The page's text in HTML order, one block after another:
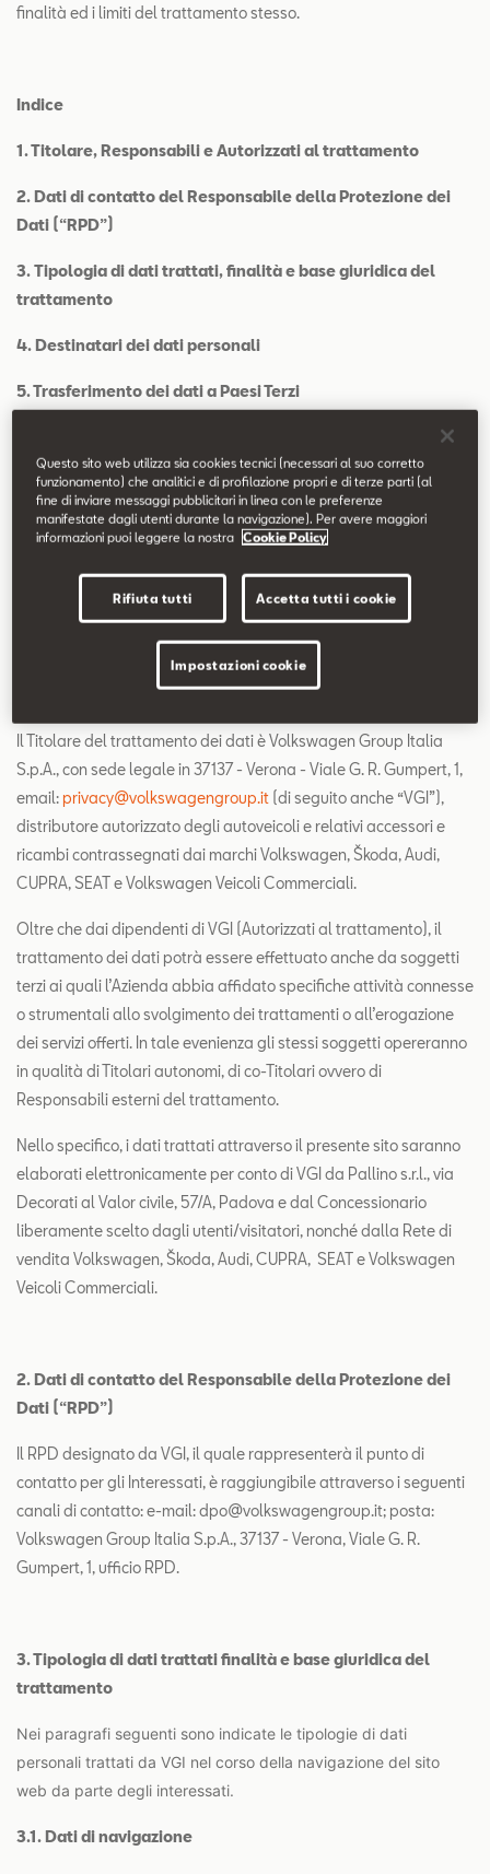
finalità ed i limiti del trattamento stesso.
Indice
1. Titolare, Responsabili e Autorizzati al trattamento
2.Dati di contatto del Responsabile della Protezione dei
Dati (“RPD”)
3.Tipologia di dati trattati, finalità e base giuridica del
trattamento
4. Destinatari dei dati personali
5. Trasferimento dei dati a Paesi Terzi
6. Modalità del trattamento e periodo di conservazione dei
dati
7. Diritti dell’Interessato
9. Aggiornamento e modifica della Privacy Policy
1. Titolare, Responsabili e Autorizzati al trattamento
Il Titolare del trattamento dei dati è Volkswagen Group Italia
S.p.A., con sede legale in 37137 - Verona - Viale G. R. Gumpert, 1,
email: privacy@volkswagengroup.it (di seguito anche “VGI”),
distributore autorizzato degli autoveicoli e relativi accessori e
ricambi contrassegnati dai marchi Volkswagen, Škoda, Audi,
CUPRA, SEAT e Volkswagen Veicoli Commerciali.
Oltre che dai dipendenti di VGI (Autorizzati al trattamento), il
trattamento dei dati potrà essere effettuato anche da soggetti
terzi ai quali l’Azienda abbia affidato specifiche attività connesse
o strumentali allo svolgimento dei trattamenti o all’erogazione
dei servizi offerti. In tale evenienza gli stessi soggetti opereranno
in qualità di Titolari autonomi, di co-Titolari ovvero di
Responsabili esterni del trattamento.
Nello specifico, i dati trattati attraverso il presente sito saranno
elaborati elettronicamente per conto di VGI da Pallino s.r.l., via
Decorati al Valor civile, 57/A, Padova e dal Concessionario
liberamente scelto dagli utenti/visitatori, nonché dalla Rete di
vendita Volkswagen, Škoda, Audi, CUPRA, SEAT e Volkswagen
Veicoli Commerciali.
2. Dati di contatto del Responsabile della Protezione dei
Dati (“RPD”)
Il RPD designato da VGI, il quale rappresenterà il punto di
contatto per gli Interessati, è raggiungibile attraverso i seguenti
canali di contatto: e-mail: dpo@volkswagengroup.it; posta:
Volkswagen Group Italia S.p.A., 37137 - Verona, Viale G. R.
Gumpert, 1, ufficio RPD.
3. Tipologia di dati trattati finalità e base giuridica del
trattamento
Nei paragrafi seguenti sono indicate le tipologie di dati
personali trattati da VGI nel corso della navigazione del sito
web da parte degli interessati.
3.1. Dati di navigazione
Questo sito web utilizza sia cookies tecnici (necessari al suo corretto
funzionamento) che analitici e di profilazione propri e di terze parti (al
fine di inviare messaggi pubblicitari in linea con le preferenze
manifestate dagli utenti durante la navigazione). Per avere maggiori
informazioni puoi leggere la nostra
Cookie Policy
Rifiuta tutti Accetta tutti i cookie
Impostazioni cookie